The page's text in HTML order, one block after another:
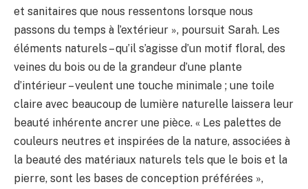
et sanitaires que nous ressentons lorsque nous
passons du temps à l’extérieur », poursuit Sarah. Les
éléments naturels – qu’il s’agisse d’un motif floral, des
veines du bois ou de la grandeur d’une plante
d’intérieur – veulent une touche minimale ; une toile
claire avec beaucoup de lumière naturelle laissera leur
beauté inhérente ancrer une pièce. « Les palettes de
couleurs neutres et inspirées de la nature, associées à
la beauté des matériaux naturels tels que le bois et la
pierre, sont les bases de conception préférées »,